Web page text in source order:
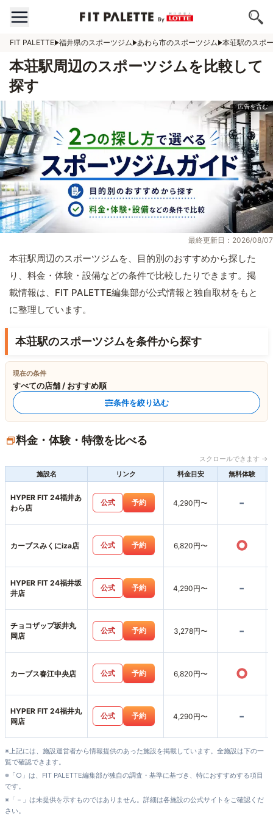
FIT PALETTE 福井県のスポーツジム あわら市のスポーツジム 本荘駅のスポ
本荘駅周辺のスポーツジムを比較して
探す
最終更新日：2026/08/07
本荘駅周辺のスポーツジムを、目的別のおすすめから探した
り、料金・体験・設備などの条件で比較したりできます。掲
載情報は、FIT PALETTE編集部が公式情報と独自取材をもと
に整理しています。
本荘駅のスポーツジムを条件から探す
現在の条件
すべての店舗 / おすすめ順
条件を絞り込む
料金・体験・特徴を比べる
スクロールできます →
施設名
リンク 料金目安 無料体験
HYPER FIT 24福井あ
わら店
公式 予約 4,290円〜 -
カーブスみくにiza店 公式 予約 6,820円〜 ○
HYPER FIT 24福井坂
井店
公式 予約 4,290円〜 -
チョコザップ坂井丸
岡店
公式 予約 3,278円〜 -
カーブス春江中央店 公式 予約 6,820円〜 ○
HYPER FIT 24福井丸
岡店
公式 予約 4,290円〜 -
※上記には、施設運営者から情報提供のあった施設を掲載しています。全施設は下の一
覧で確認できます。
※「○」は、FIT PALETTE編集部が独自の調査・基準に基づき、特におすすめする項目
です。
※「－」は未提供を示すものではありません。詳細は各施設の公式サイトをご確認くだ
さい。